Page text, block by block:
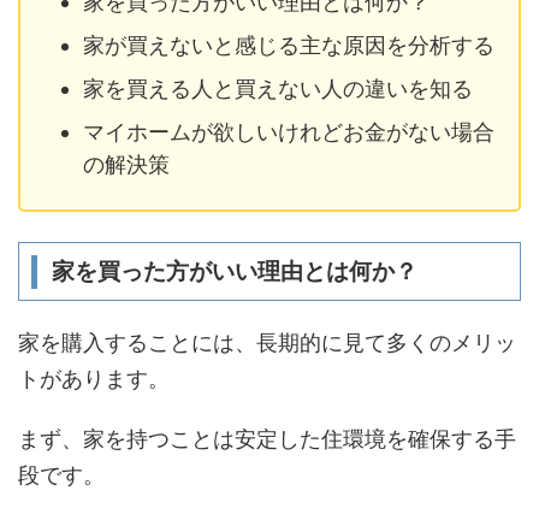
家が買えないと感じる主な原因を分析する
家を買える人と買えない人の違いを知る
マイホームが欲しいけれどお金がない場合
の解決策
家を買った方がいい理由とは何か？
家を購入することには、長期的に見て多くのメリッ
トがあります。
まず、家を持つことは安定した住環境を確保する手
段です。